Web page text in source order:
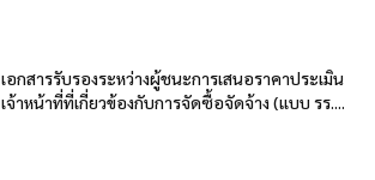
เอกสารรับรองระหว่างผู้ชนะการเสนอราคาประเมิน
เจ้าหน้าที่ที่เกี่ยวข้องกับการจัดซื้อจัดจ้าง (แบบ รร....